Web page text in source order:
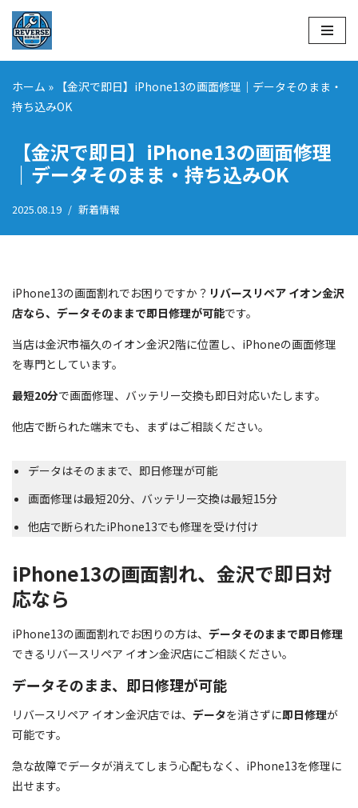
コ
ン
テ
ン
ス
キ
ッ
ホーム » 【金沢で即日】iPhone13の画面修理｜データそのまま・
持ち込みOK
【金沢で即日】iPhone13の画面修理
｜データそのまま・持ち込みOK
2025.08.19 新着情報
iPhone13の画面割れでお困りですか？ リバースリペア イオン金沢
店なら、データそのままで即日修理が可能です。
当店は金沢市福久のイオン金沢2階に位置し、iPhoneの画面修理
を専門としています。
最短20分で画面修理、バッテリー交換も即日対応いたします。
他店で断られた端末でも、まずはご相談ください。
データはそのままで、即日修理が可能
画面修理は最短20分、バッテリー交換は最短15分
他店で断られたiPhone13でも修理を受け付け
iPhone13の画面割れ、金沢で即日対
応なら
iPhone13の画面割れでお困りの方は、 データそのままで即日修理
できるリバースリペア イオン金沢店にご相談ください。
データそのまま、即日修理が可能
リバースリペア イオン金沢店では、 データを消さずに即日修理が
可能です。
急な故障でデータが消えてしまう心配もなく、iPhone13を修理に
出せます。